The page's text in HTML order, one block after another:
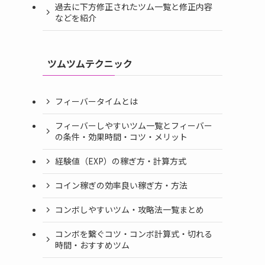
過去に下方修正されたツム一覧と修正内容
などを紹介
ツムツムテクニック
フィーバータイムとは
フィーバーしやすいツム一覧とフィーバー
の条件・効果時間・コツ・メリット
経験値（EXP）の稼ぎ方・計算方式
コイン稼ぎの効率良い稼ぎ方・方法
コンボしやすいツム・攻略法一覧まとめ
コンボを繋ぐコツ・コンボ計算式・切れる
時間・おすすめツム